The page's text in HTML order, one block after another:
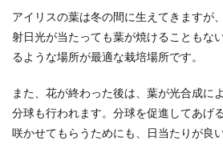
アイリスの葉は冬の間に生えてきますが
射日光が当たっても葉が焼けることもな
るような場所が最適な栽培場所です。
また、花が終わった後は、葉が光合成に
分球も行われます。分球を促進してあげ
咲かせてもらうためにも、日当たりが良